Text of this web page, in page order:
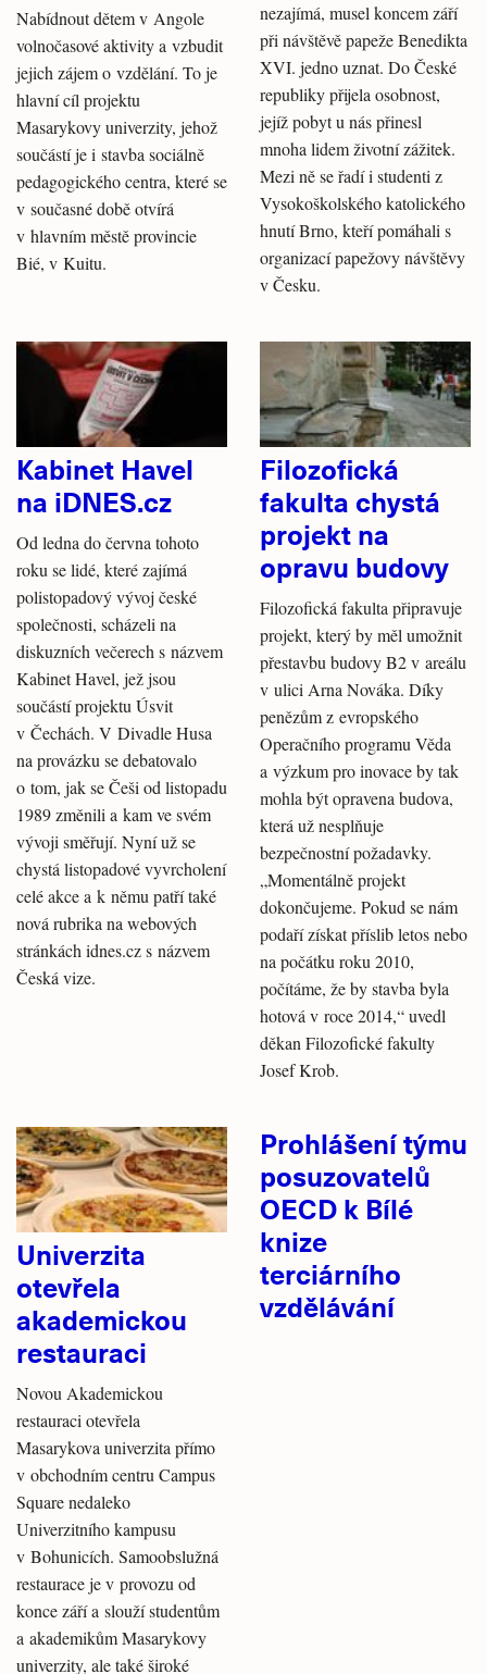
Nabídnout dětem v Angole
volnočasové aktivity a vzbudit
jejich zájem o vzdělání. To je
hlavní cíl projektu
Masarykovy univerzity, jehož
součástí je i stavba sociálně
pedagogického centra, které se
v současné době otvírá
v hlavním městě provincie
Bié, v Kuitu.
nezajímá, musel koncem září
při návštěvě papeže Benedikta
XVI. jedno uznat. Do České
republiky přijela osobnost,
jejíž pobyt u nás přinesl
mnoha lidem životní zážitek.
Mezi ně se řadí i studenti z
Vysokoškolského katolického
hnutí Brno, kteří pomáhali s
organizací papežovy návštěvy
v Česku.
Kabinet Havel
na iDNES.cz
Od ledna do června tohoto
roku se lidé, které zajímá
polistopadový vývoj české
společnosti, scházeli na
diskuzních večerech s názvem
Kabinet Havel, jež jsou
součástí projektu Úsvit
v Čechách. V Divadle Husa
na provázku se debatovalo
o tom, jak se Češi od listopadu
1989 změnili a kam ve svém
vývoji směřují. Nyní už se
chystá listopadové vyvrcholení
celé akce a k němu patří také
nová rubrika na webových
stránkách idnes.cz s názvem
Česká vize.
Filozofická
fakulta chystá
projekt na
opravu budovy
Filozofická fakulta připravuje
projekt, který by měl umožnit
přestavbu budovy B2 v areálu
v ulici Arna Nováka. Díky
penězům z evropského
Operačního programu Věda
a výzkum pro inovace by tak
mohla být opravena budova,
která už nesplňuje
bezpečnostní požadavky.
„Momentálně projekt
dokončujeme. Pokud se nám
podaří získat příslib letos nebo
na počátku roku 2010,
počítáme, že by stavba byla
hotová v roce 2014,“ uvedl
děkan Filozofické fakulty
Josef Krob.
Univerzita
otevřela
akademickou
restauraci
Novou Akademickou
restauraci otevřela
Masarykova univerzita přímo
v obchodním centru Campus
Square nedaleko
Univerzitního kampusu
v Bohunicích. Samoobslužná
restaurace je v provozu od
konce září a slouží studentům
a akademikům Masarykovy
univerzity, ale také široké
Prohlášení týmu
posuzovatelů
OECD k Bílé
knize
terciárního
vzdělávání